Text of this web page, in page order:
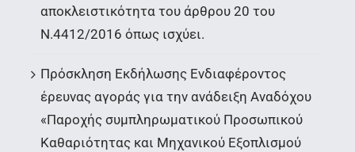
αποκλειστικότητα του άρθρου 20 του
Ν.4412/2016 όπως ισχύει.
Πρόσκληση Εκδήλωσης Ενδιαφέροντος
έρευνας αγοράς για την ανάδειξη Αναδόχου
«Παροχής συμπληρωματικού Προσωπικού
Καθαριότητας και Μηχανικού Εξοπλισμού